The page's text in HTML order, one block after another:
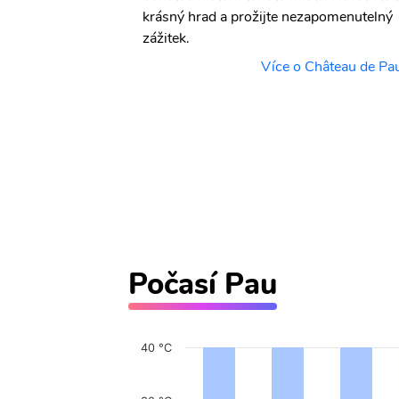
krásný hrad a prožijte nezapomenutelný
zážitek.
Více o Château de
Počasí Pau
40 °C